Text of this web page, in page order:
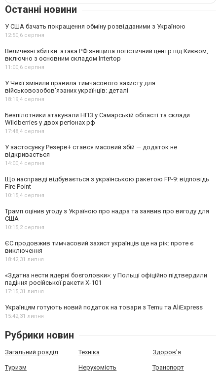
Останні новини
У США бачать покращення обміну розвідданими з Україною
12:50,6 серпня
Величезні збитки: атака РФ знищила логістичний центр під Києвом,
включно з основним складом Intertop
11:00,6 серпня
У Чехії змінили правила тимчасового захисту для
військовозобов'язаних українців: деталі
18:19,4 серпня
Безпілотники атакували НПЗ у Самарській області та склади
Wildberries у двох регіонах рф
17:48,4 серпня
У застосунку Резерв+ стався масовий збій — додаток не
відкривається
14:00,4 серпня
Що насправді відбувається з українською ракетою FP-9: відповідь
Fire Point
10:15,4 серпня
Трамп оцінив угоду з Україною про надра та заявив про вигоду для
США
10:15,2 серпня
ЄС продовжив тимчасовий захист українців ще на рік: проте є
виключення
18:42,31 липня
«Здатна нести ядерні боєголовки»: у Польщі офіційно підтвердили
падіння російської ракети Х-101
17:15,31 липня
Українцям готують новий податок на товари з Temu та AliExpress
15:42,31 липня
Рубрики новин
Загальний розділ Техніка Здоров'я
Туризм Нерухомість Транспорт